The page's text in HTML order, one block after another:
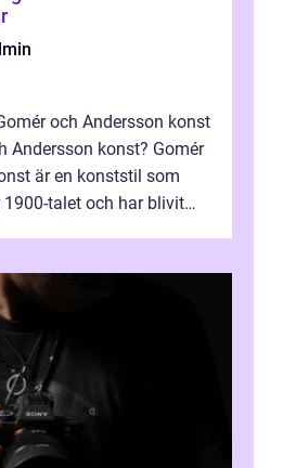
och Andersson konst
Andersson konst? Gomér
är en konststil som
talet och har blivit